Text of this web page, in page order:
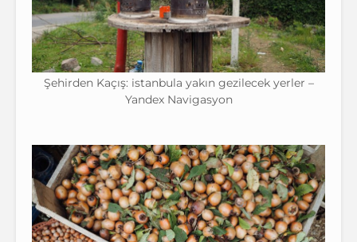
Şehirden Kaçış: istanbula yakın gezilecek yerler –
Yandex Navigasyon